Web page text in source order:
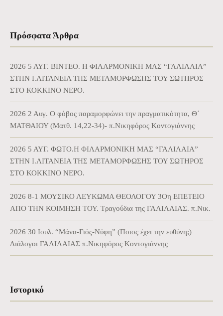
Πρόσφατα Άρθρα
2026 5 ΑΥΓ. BINTEO. Η ΦΙΛΑΡΜΟΝΙΚΗ ΜΑΣ “ΓΑΛΙΛΑΙΑ”
ΣΤΗΝ Ι.ΛΙΤΑΝΕΙΑ ΤΗΣ ΜΕΤΑΜΟΡΦΩΣΗΣ ΤΟΥ ΣΩΤΗΡΟΣ
ΣΤΟ ΚΟΚΚΙΝΟ ΝΕΡΟ.
2026 2 Αυγ. Ο φόβος παραμορφώνει την πραγματικότητα, Θ΄
ΜΑΤΘΑΙΟΥ (Ματθ. 14,22-34)- π.Νικηφόρος Κοντογιάννης
2026 5 ΑΥΓ. ΦΩΤΟ.Η ΦΙΛΑΡΜΟΝΙΚΗ ΜΑΣ “ΓΑΛΙΛΑΙΑ”
ΣΤΗΝ Ι.ΛΙΤΑΝΕΙΑ ΤΗΣ ΜΕΤΑΜΟΡΦΩΣΗΣ ΤΟΥ ΣΩΤΗΡΟΣ
ΣΤΟ ΚΟΚΚΙΝΟ ΝΕΡΟ.
2026 8-1 ΜΟΥΣΙΚΟ ΛΕΥΚΩΜΑ ΘΕΟΛΟΓΟΥ 3Οη ΕΠΕΤΕΙΟ
ΑΠΟ ΤΗΝ ΚΟΙΜΗΣΗ ΤΟΥ. Τραγούδια της ΓΑΛΙΛΑΙΑΣ. π.Νικ.
2026 30 Ιουλ. “Μάνα-Γιός-Νύφη” (Ποιος έχει την ευθύνη;)
Διάλογοι ΓΑΛΙΛΑΙΑΣ π.Νικηφόρος Κοντογιάννης
Ιστορικό